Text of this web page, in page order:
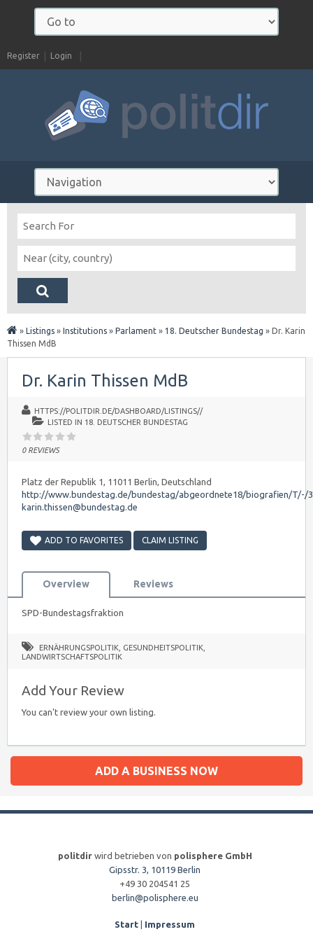
Register Login
» Listings » Institutions » Parlament » 18. Deutscher Bundestag » Dr. Karin
Thissen MdB
Dr. Karin Thissen MdB
HTTPS://POLITDIR.DE/DASHBOARD/LISTINGS//
LISTED IN 18. DEUTSCHER BUNDESTAG
0 REVIEWS
Platz der Republik 1, 11011 Berlin, Deutschland
http://www.bundestag.de/bundestag/abgeordnete18/biografien/T/-/
karin.thissen@bundestag.de
ADD TO FAVORITES CLAIM LISTING
Overview Reviews
SPD-Bundestagsfraktion
ERNÄHRUNGSPOLITIK GESUNDHEITSPOLITIK
LANDWIRTSCHAFTSPOLITIK
Add Your Review
You can't review your own listing.
ADD A BUSINESS NOW
politdirwird betrieben von polisphere GmbH
Gipsstr. 3, 10119 Berlin
+49 30 204541 25
berlin@polisphere.eu
Start Impressum